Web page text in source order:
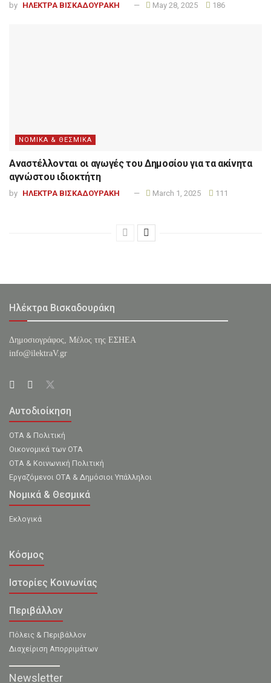
by ΗΛΕΚΤΡΑ ΒΙΣΚΑΔΟΥΡΑΚΗ May 28, 2025 186
ΝΟΜΙΚΑ & ΘΕΣΜΙΚΑ
Αναστέλλονται οι αγωγές του Δημοσίου για τα ακίνητα
αγνώστου ιδιοκτήτη
by ΗΛΕΚΤΡΑ ΒΙΣΚΑΔΟΥΡΑΚΗ March 1, 2025 111
Ηλέκτρα Βισκαδουράκη
Δημοσιογράφος, Μέλος της ΕΣHΕΑ
info@ilektraV.gr
Αυτοδιοίκηση
ΟΤΑ & Πολιτική
Οικονομικά των ΟΤΑ
ΟΤΑ & Κοινωνική Πολιτική
Εργαζόμενοι ΟΤΑ & Δημόσιοι Υπάλληλοι
Νομικά & Θεσμικά
Εκλογικά
Κόσμος
Ιστορίες Κοινωνίας
Περιβάλλον
Πόλεις & Περιβάλλον
Διαχείριση Απορριμάτων
Newsletter